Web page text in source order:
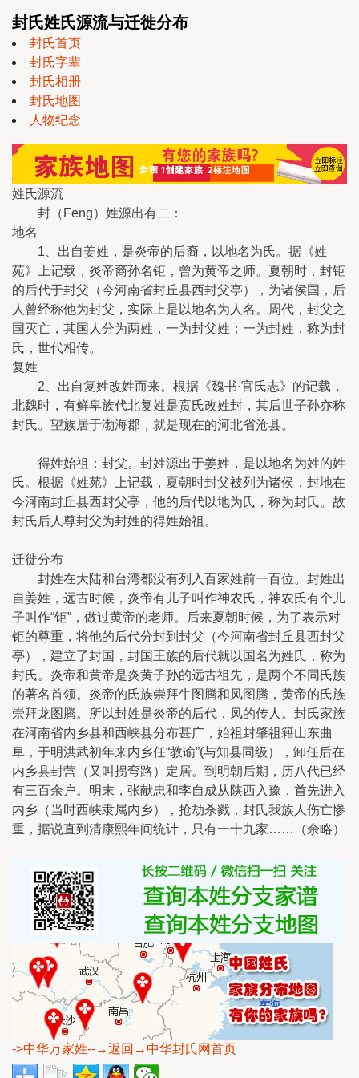
封氏姓氏源流与迁徙分布
封氏首页
封氏字辈
封氏相册
封氏地图
人物纪念
姓氏源流
封（Fēng）姓源出有二：
地名
1、出自姜姓，是炎帝的后裔，以地名为氏。据《姓
苑》上记载，炎帝裔孙名钜，曾为黄帝之师。夏朝时，封钜
的后代于封父（今河南省封丘县西封父亭），为诸侯国，后
人曾经称他为封父，实际上是以地名为人名。周代，封父之
国灭亡，其国人分为两姓，一为封父姓；一为封姓，称为封
氏，世代相传。
复姓
2、出自复姓改姓而来。根据《魏书·官氏志》的记载，
北魏时，有鲜卑族代北复姓是贲氏改姓封，其后世子孙亦称
封氏。望族居于渤海郡，就是现在的河北省沧县。
得姓始祖：封父。封姓源出于姜姓，是以地名为姓的姓
氏。根据《姓苑》上记载，夏朝时封父被列为诸侯，封地在
今河南封丘县西封父亭，他的后代以地为氏，称为封氏。故
封氏后人尊封父为封姓的得姓始祖。
迁徙分布
封姓在大陆和台湾都没有列入百家姓前一百位。封姓出
自姜姓，远古时候，炎帝有儿子叫作神农氏，神农氏有个儿
子叫作“钜”，做过黄帝的老师。后来夏朝时候，为了表示对
钜的尊重，将他的后代分封到封父（今河南省封丘县西封父
亭），建立了封国，封国王族的后代就以国名为姓氏，称为
封氏。炎帝和黄帝是炎黄子孙的远古祖先，是两个不同氏族
的著名首领。炎帝的氏族崇拜牛图腾和凤图腾，黄帝的氏族
崇拜龙图腾。所以封姓是炎帝的后代，凤的传人。封氏家族
在河南省内乡县和西峡县分布甚广，始祖封肇祖籍山东曲
阜，于明洪武初年来内乡任“教谕”(与知县同级），卸任后在
内乡县封营（又叫拐弯路）定居。到明朝后期，历八代已经
有三百余户。明末，张献忠和李自成从陕西入豫，首先进入
内乡（当时西峡隶属内乡），抢劫杀戮，封氏我族人伤亡惨
重，据说直到清康熙年间统计，只有一十九家……（余略）
->中华万家姓--→返回→中华封氏网首页